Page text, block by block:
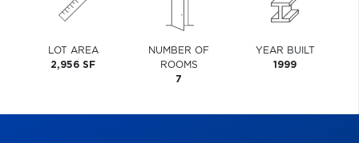
LOT AREA
2,956 SF
NUMBER OF
ROOMS
7
YEAR BUILT
1999